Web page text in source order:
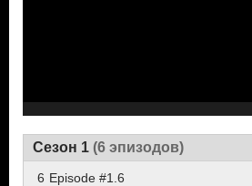
Сезон 1 (6 эпизодов)
6 Episode #1.6